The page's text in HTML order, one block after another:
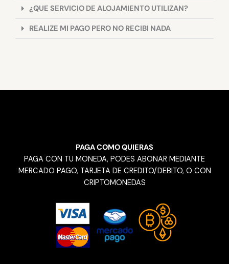
¿QUE SERVICIO DE ALOJAMIENTO UTILIZAN?
REALIZE MI PAGO PERO NO RECIBI NADA
PAGA COMO QUIERAS
PAGA CON TU MONEDA, PODES ABONAR MEDIANTE
MERCADO PAGO, TARJETA DE CREDITO/DEBITO, O CON
CRIPTOMONEDAS